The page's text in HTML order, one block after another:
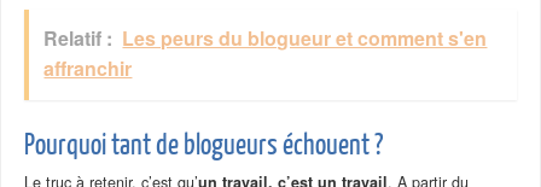
Relatif : Les peurs du blogueur et comment s'en
affranchir
Pourquoi tant de blogueurs échouent ?
Le truc à retenir, c’est qu’un travail, c’est un travail. A partir du